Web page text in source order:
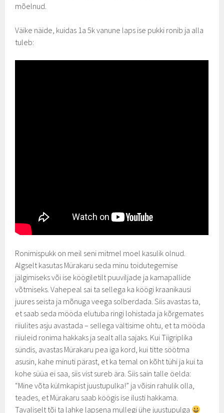
mõelnud.
Väike näide, kuidas 1a 5k vanune laps ise pukki ronib ja alla
tuleb:
Ronimispukk on meil seni mitmel moel kasulik olnud.
Algselt kasutas Mürakaru seda minu toidutegemise
jälgimiseks või ise köögiletilt puuviljade ja kamapallide
võtmiseks. Vahepeal sai ta sellega ka köögi kraanikausi
juures seista ja mõnuga veega solberdada. Siis avastas ta,
et saab seda mööda elutuba ringi lohistada ja kõrgemates
riiulites asju avastada – sellega vältisime ohtu, et ta mööda
riiuleid ronima hakkaks ja sealt alla sajaks. Kui Tiigriplika
sündis, avastas Mürakaru pea iga kord, kui titte söötma
asusin, kahe minuti pärast, et ka temal on kõht tühi ja kui ta
kohe süüa ei saa, siis vist sureb ära. Siis sain talle öelda:
“Mine võta külmkapist juustupulka!” ja võisin rahulik olla,
teades, et Mürakaru saab köögis ise ilusti hakkama.
Tavaliselt tõi ta lahke lapsena mullegi ühe juustupulga